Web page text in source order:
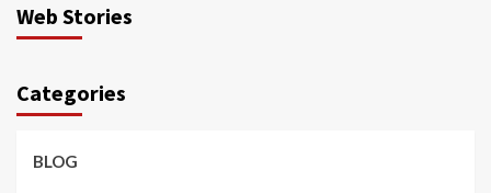
Web Stories
Categories
BLOG